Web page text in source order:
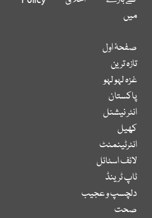
میں
صفحۂ اول
تازہ ترین
غزہ لہو لہو
پاکستان
انٹر نیشنل
کھیل
انٹرٹینمنٹ
لائف اسٹائل
ٹاپ ٹرینڈ
دلچسپ و عجیب
صحت